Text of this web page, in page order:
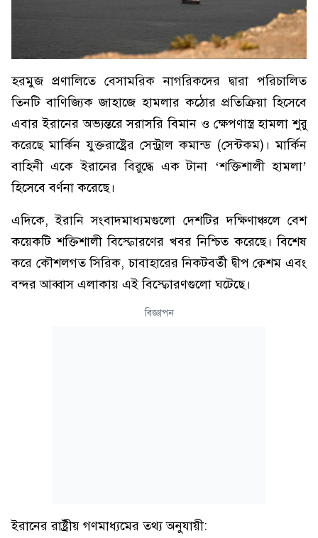
হরমুজ প্রণালিতে বেসামরিক নাগরিকদের দ্বারা পরিচালিত
তিনটি বাণিজ্যিক জাহাজে হামলার কঠোর প্রতিক্রিয়া হিসেবে
এবার ইরানের অভ্যন্তরে সরাসরি বিমান ও ক্ষেপণাস্ত্র হামলা শুরু
করেছে মার্কিন যুক্তরাষ্ট্রের সেন্ট্রাল কমান্ড (সেন্টকম)। মার্কিন
বাহিনী একে ইরানের বিরুদ্ধে এক টানা ‘শক্তিশালী হামলা’
হিসেবে বর্ণনা করেছে।
এদিকে, ইরানি সংবাদমাধ্যমগুলো দেশটির দক্ষিণাঞ্চলে বেশ
কয়েকটি শক্তিশালী বিস্ফোরণের খবর নিশ্চিত করেছে। বিশেষ
করে কৌশলগত সিরিক, চাবাহারের নিকটবর্তী দ্বীপ ক্বেশম এবং
বন্দর আব্বাস এলাকায় এই বিস্ফোরণগুলো ঘটেছে।
বিজ্ঞাপন
ইরানের রাষ্ট্রীয় গণমাধ্যমের তথ্য অনুযায়ী: